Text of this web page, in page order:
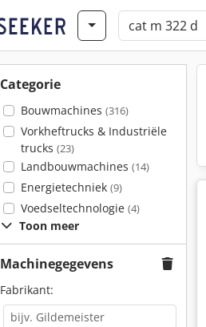
Categorie
Bouwmachines (316)
Vorkheftrucks & Industriële
trucks (23)
Landbouwmachines (14)
Energietechniek (9)
Voedseltechnologie (4)
Toon meer
Machinegegevens
Fabrikant: